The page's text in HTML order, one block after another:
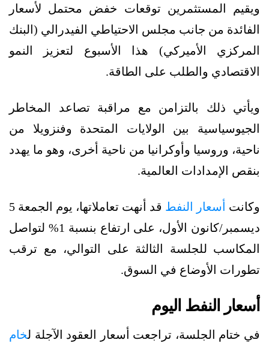
ويقيم المستثمرين توقعات خفض محتمل لأسعار
الفائدة من جانب مجلس الاحتياطي الفيدرالي (البنك
المركزي الأميركي) هذا الأسبوع لتعزيز النمو
الاقتصادي والطلب على الطاقة.
ويأتي ذلك بالتزامن مع مراقبة تصاعد المخاطر
الجيوسياسية بين الولايات المتحدة وفنزويلا من
ناحية، وروسيا وأوكرانيا من ناحية أخرى، وهو ما يهدد
بنقص الإمدادات العالمية.
وكانت أسعار النفط
قد أنهت تعاملاتها، يوم الجمعة 5
ديسمبر/كانون الأول، على ارتفاع بنسبة 1% لتواصل
المكاسب للجلسة الثالثة على التوالي، مع ترقب
تطورات الأوضاع في السوق.
أسعار النفط اليوم
في ختام الجلسة، تراجعت أسعار العقود الآجلة لخام